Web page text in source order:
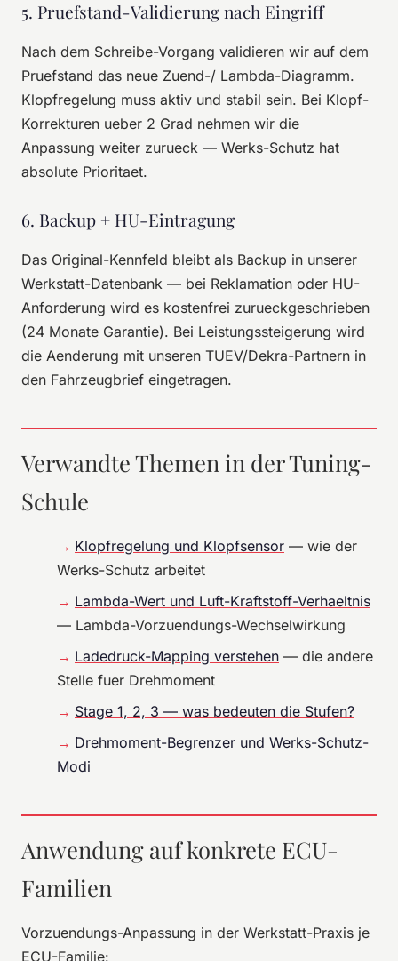
5. Pruefstand-Validierung nach Eingriff
Nach dem Schreibe-Vorgang validieren wir auf dem
Pruefstand das neue Zuend-/ Lambda-Diagramm.
Klopfregelung muss aktiv und stabil sein. Bei Klopf-
Korrekturen ueber 2 Grad nehmen wir die
Anpassung weiter zurueck — Werks-Schutz hat
absolute Prioritaet.
6. Backup + HU-Eintragung
Das Original-Kennfeld bleibt als Backup in unserer
Werkstatt-Datenbank — bei Reklamation oder HU-
Anforderung wird es kostenfrei zurueckgeschrieben
(24 Monate Garantie). Bei Leistungssteigerung wird
die Aenderung mit unseren TUEV/Dekra-Partnern in
den Fahrzeugbrief eingetragen.
Verwandte Themen in der Tuning-
Schule
Klopfregelung und Klopfsensor — wie der
Werks-Schutz arbeitet
Lambda-Wert und Luft-Kraftstoff-Verhaeltnis
— Lambda-Vorzuendungs-Wechselwirkung
Ladedruck-Mapping verstehen — die andere
Stelle fuer Drehmoment
Stage 1, 2, 3 — was bedeuten die Stufen?
Drehmoment-Begrenzer und Werks-Schutz-
Modi
Anwendung auf konkrete ECU-
Familien
Vorzuendungs-Anpassung in der Werkstatt-Praxis je
ECU-Familie: